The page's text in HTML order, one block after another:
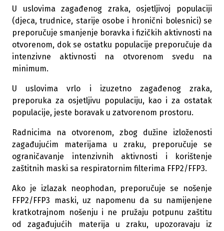
U uslovima zagađenog zraka, osjetljivoj populaciji
(djeca, trudnice, starije osobe i hronični bolesnici) se
preporučuje smanjenje boravka i fizičkih aktivnosti na
otvorenom, dok se ostatku populacije preporučuje da
intenzivne aktivnosti na otvorenom svedu na
minimum.
U uslovima vrlo i izuzetno zagađenog zraka,
preporuka za osjetljivu populaciju, kao i za ostatak
populacije, jeste boravak u zatvorenom prostoru.
Radnicima na otvorenom, zbog dužine izloženosti
zagađujućim materijama u zraku, preporučuje se
ograničavanje intenzivnih aktivnosti i korištenje
zaštitnih maski sa respiratornim filterima FFP2/FFP3.
Ako je izlazak neophodan, preporučuje se nošenje
FFP2/FFP3 maski, uz napomenu da su namijenjene
kratkotrajnom nošenju i ne pružaju potpunu zaštitu
od zagađujućih materija u zraku, upozoravaju iz